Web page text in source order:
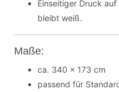
Einseitiger Druck
bleibt weiß.
Maße:
ca. 340 x 173 cm
passend für